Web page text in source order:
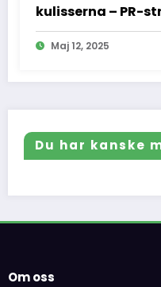
kulisserna – PR-
och vad vi inte
Maj 12, 2025
Du har kanske
Om oss